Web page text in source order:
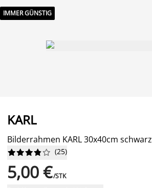
IMMER GÜNSTIG
KARL
Bilderrahmen KARL 30x40cm schwarz





 (25)
5,00 €/STK